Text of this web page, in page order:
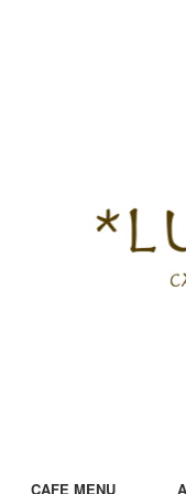
CAFE MENU